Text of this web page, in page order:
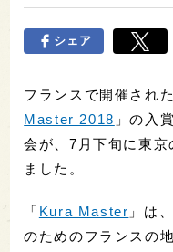
シェア
フランスで開催され
Master 2018 」の入
会が、7月下旬に東
ました。
「 Kura Master 」は
のためのフランスの